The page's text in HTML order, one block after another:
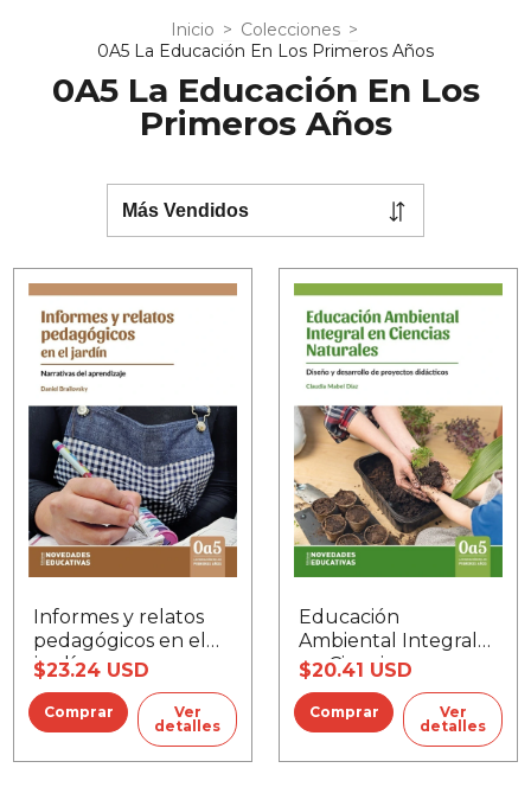
Inicio > Colecciones >
0A5 La Educación En Los Primeros Años
0A5 La Educación En Los
Primeros Años
Informes y relatos
pedagógicos en el
jardín
$23.24 USD
Ver
detalles
Educación
Ambiental Integral
en Ciencias
Naturales
$20.41 USD
Ver
detalles